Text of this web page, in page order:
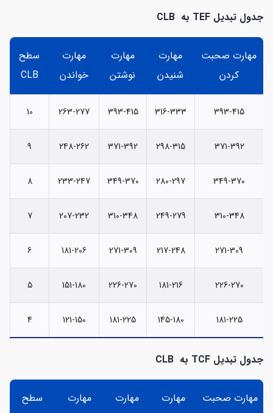
جدول تبدیل به
مهارت صحبت
کردن
مهارت
شنیدن
مهارت
نوشتن
مهارت
خواندن
سطح
CLB
393-415
316-333
393-415
263-277
10
371-392
298-315
371-392
248-262
9
349-370
280-297
349-370
233-247
8
310-348
249-279
310-348
207-232
7
271-309
217-248
271-309
181-206
6
226-270
181-216
226-270
151-180
5
181-225
145-180
181-225
121-150
4
جدول تبدیل به
مهارت صحبت
مهارت
مهارت
مهارت
سطح